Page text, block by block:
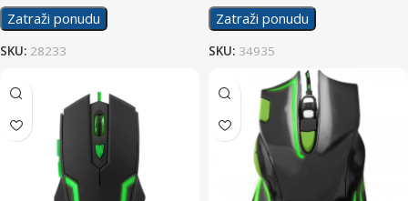
Zatraži ponudu
SKU: 28233
Zatraži ponudu
SKU: 34935